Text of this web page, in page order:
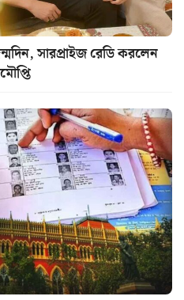
সারপ্রাইজ রেডি করলেন